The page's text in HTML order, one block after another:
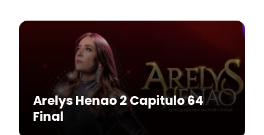
Arelys Henao 2 Capitulo 64
Final